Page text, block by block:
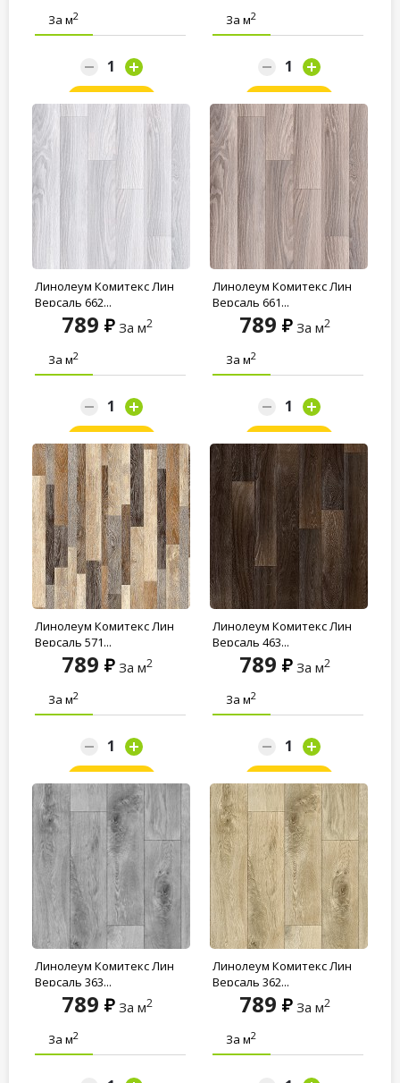
За м2 За м2
Линолеум Комитекс Лин
Версаль 662...
789 За м2
За м2
Линолеум Комитекс Лин
Версаль 661...
789 За м2
За м2
Линолеум Комитекс Лин
Версаль 571...
789 За м2
За м2
Линолеум Комитекс Лин
Версаль 463...
789 За м2
За м2
Линолеум Комитекс Лин
Версаль 363...
789 За м2
За м2
Линолеум Комитекс Лин
Версаль 362...
789 За м2
За м2